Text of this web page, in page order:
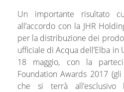
Un importante risultato
all’accordo con la JHR
per la distribuzione dei
ufficiale di Acqua dell’Elba in
18 maggio, con la
Foundation Awards 2017
che si terrà all’esclusivo